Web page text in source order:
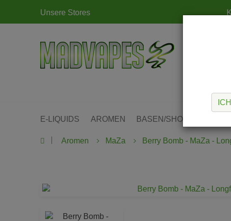
Unsere Stores
E-LIQUIDS AROMEN BASEN/SHOTS
Aromen MaZa Berry Bomb - MaZa -